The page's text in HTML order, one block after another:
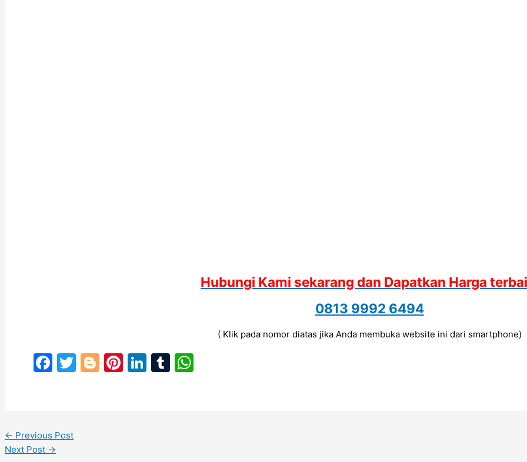
Hubungi Kami sekarang dan Dapatkan Harga
0813 9992 6494
( Klik pada nomor diatas jika Anda membuka website ini dari smartphone)
Facebook
Twitter
Blogger
Pinterest
LinkedIn
Tumblr
← Previous Post
Next Post →